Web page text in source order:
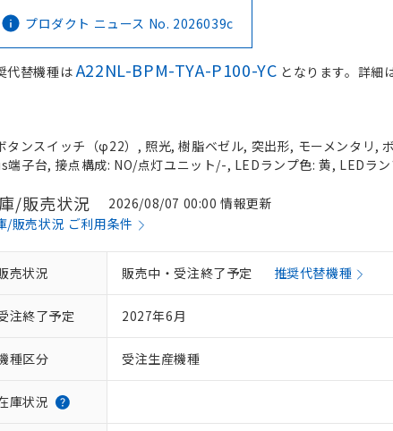
プロダクト ニュース No. 2026039c
代替機種はA22NL-BPM-TYA-P100-YC となります。詳細
タンスイッチ（φ22）, 照光, 樹脂ベゼル, 突出形, モーメンタリ,
端子台, 接点構成: NO/点灯ユニット/-, LEDランプ色: 黄, LEDラ
/販売状況
2026/08/07 00:00 情報更新
/販売状況 ご利用条件
売状況 販売中・受注終了予定 推奨代替機種
注終了予定 2027年6月
種区分 受注生産機種
庫状況